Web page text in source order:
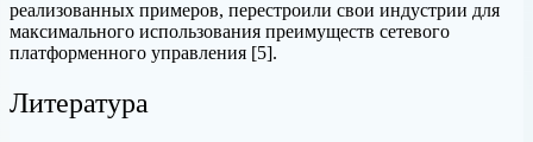
реализованных примеров, перестроили свои индустрии для
максимального использования преимуществ сетевого
платформенного управления [5].
Литература